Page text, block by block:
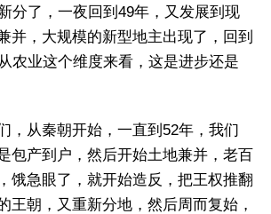
分了，一夜回到49年，又发展到现
并，大规模的新型地主出现了，回到
农业这个维度来看，这是进步还是
，从秦朝开始，一直到52年，我们
包产到户，然后开始土地兼并，老百
饿急眼了，就开始造反，把王权推翻
王朝，又重新分地，然后周而复始，